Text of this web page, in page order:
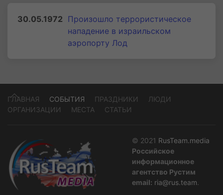
30.05.1972 Произошло террористическое
нападение в израильском
аэропорту Лод
ГЛАВНАЯ СОБЫТИЯ ПРАЗДНИКИ
ЛЮДИ
ОРГАНИЗАЦИИ
МЕСТА СТАТЬИ
© 2021 RusTeam.media
Российское
информационное
агентство Рустим
email: ria@rus.team.